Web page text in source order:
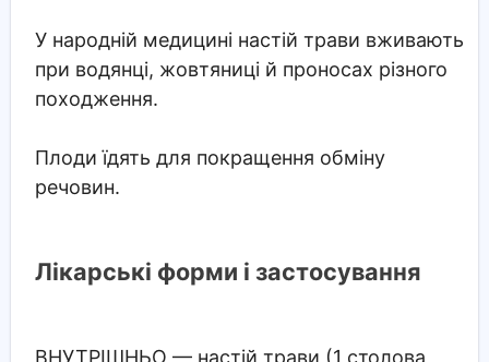
У народній медицині настій трави вживають
при водянці, жовтяниці й проносах різного
походження.
Плоди їдять для покращення обміну
речовин.
Лікарські форми і застосування
ВНУТРІШНЬО — настій трави (1 столова